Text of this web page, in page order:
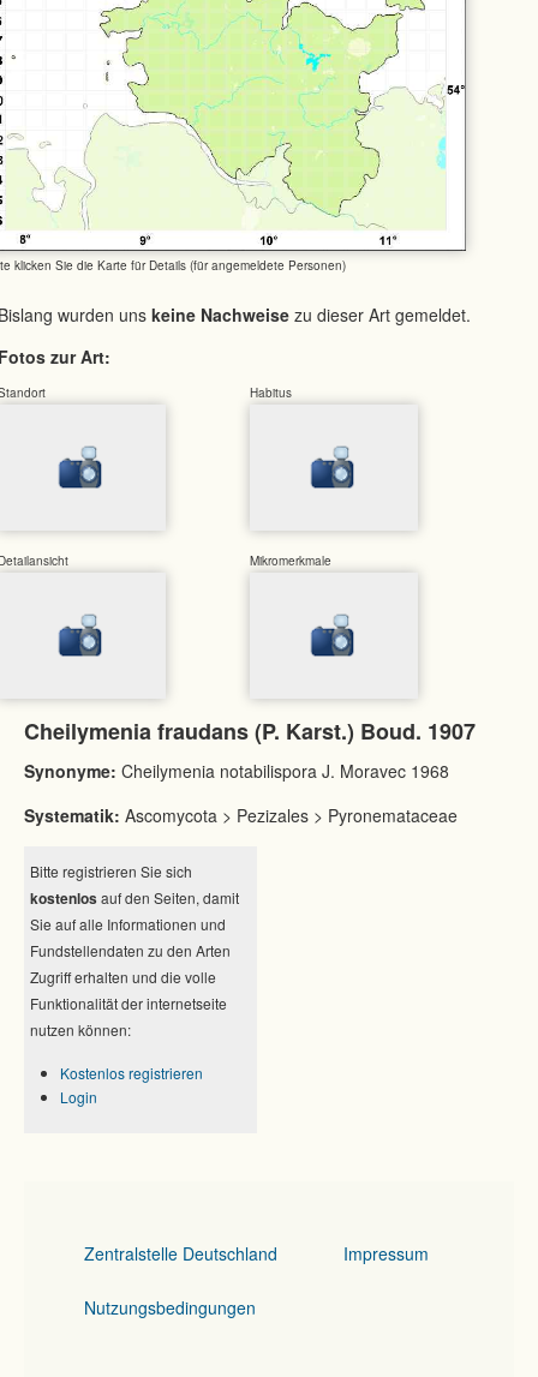
klicken Sie die Karte für Details (für angemeldete Personen)
wurden uns keine Nachweise zu dieser Art gemeldet.
zur Art:
Habitus
Mikromerkmale
Cheilymenia fraudans (P. Karst.) Boud. 1907
Synonyme: Cheilymenia notabilispora J. Moravec 1968
Systematik: Ascomycota > Pezizales > Pyronemataceae
Bitte registrieren Sie sich
kostenlos auf den Seiten, damit
Sie auf alle Informationen und
Fundstellendaten zu den Arten
Zugriff erhalten und die volle
Funktionalität der internetseite
nutzen können:
Kostenlos registrieren
Login
Zentralstelle Deutschland Impressum
Nutzungsbedingungen